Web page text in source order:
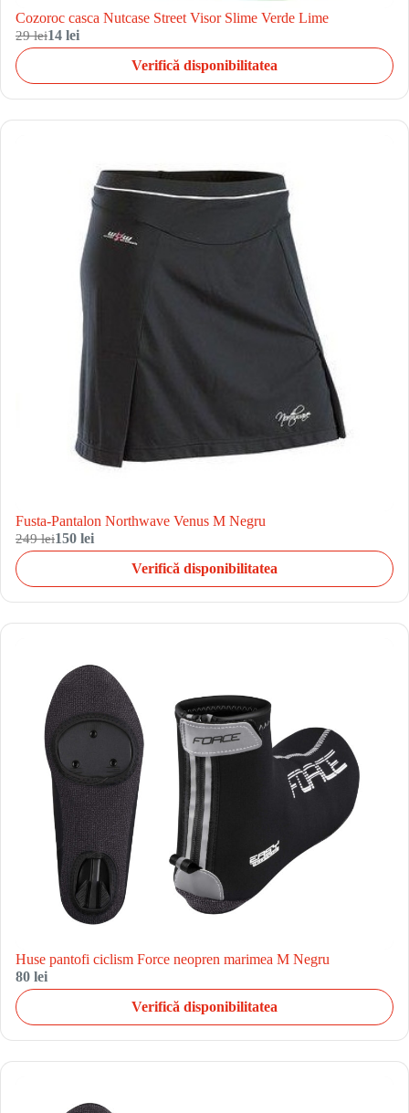
Cozoroc casca Nutcase Street Visor Slime Verde Lime
29 lei14 lei
Verifică disponibilitatea
Fusta-Pantalon Northwave Venus M Negru
249 lei150 lei
Verifică disponibilitatea
Huse pantofi ciclism Force neopren marimea M Negru
80 lei
Verifică disponibilitatea